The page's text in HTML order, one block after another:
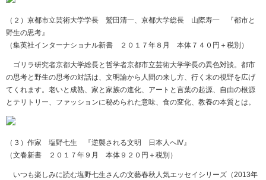
（２）京都市立芸術大学学長 鷲田清一、京都大学総長 山際寿一 『都市と
野生の思考』
（集英社インターナショナル新書 ２０１７年８月 本体７４０円＋税別）
ゴリラ研究者京都大学総長と哲学者京都市立芸術大学学長の異色対談。都市
の思考と野生の思考の対話は、文明論から人間の来し方、行く末の視野を広げ
てくれます。老いと成熟、家と家族の進化、アートと言葉の起源、自由の根源
とテリトリー、ファッションに秘められた意味、食の変化、教養の本質とは。
（３）作家 塩野七生 『逆襲される文明 日本人へⅣ』
（文春新書 ２０１７年９月 本体９２０円＋税別）
いつも楽しみに読む塩野七生さんの文藝春秋人気エッセイシリーズ（2013年